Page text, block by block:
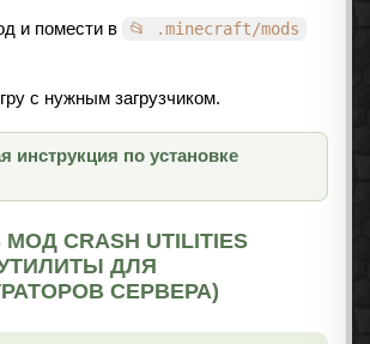
и помести в
📂 .minecraft/mods
с нужным загрузчиком.
инструкция по установке
CRASH UTILITIES
ДЛЯ
СЕРВЕРА)